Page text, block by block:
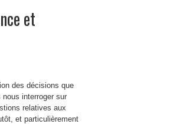
et
des décisions que
nous interroger sur
relatives aux
et particulièrement